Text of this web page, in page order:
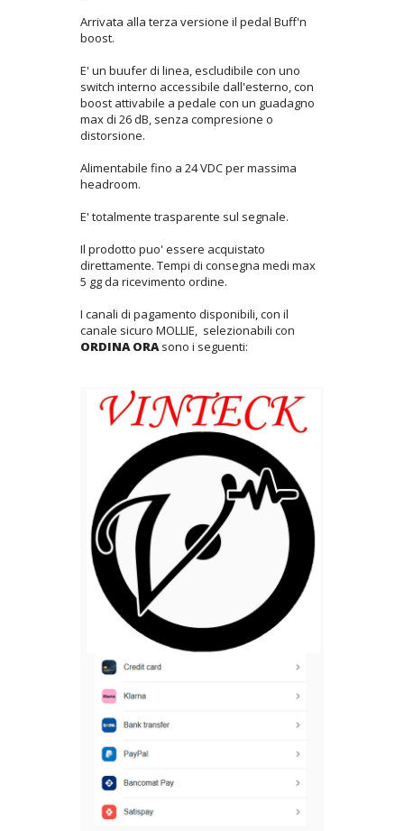
Arrivata alla terza versione il pedal Buff'n
boost.
E' un buufer di linea, escludibile con uno
switch interno accessibile dall'esterno, con
boost attivabile a pedale con un guadagno
max di 26 dB, senza compresione o
distorsione.
Alimentabile fino a 24 VDC per massima
headroom.
E' totalmente trasparente sul segnale.
Il prodotto puo' essere acquistato
direttamente. Tempi di consegna medi max
5 gg da ricevimento ordine.
I canali di pagamento disponibili, con il
canale sicuro MOLLIE, selezionabili con
ORDINA ORAsono i seguenti: